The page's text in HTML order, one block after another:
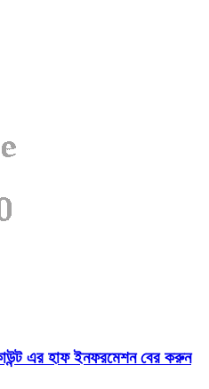
এর হাফ ইনফরমেশন বের করুন